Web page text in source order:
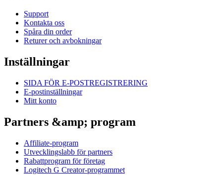
Support
Kontakta oss
Spåra din order
Returer och avbokningar
Inställningar
SIDA FÖR E-POSTREGISTRERING
E-postinställningar
Mitt konto
Partners &amp; program
Affiliate-program
Utvecklingslabb för partners
Rabattprogram för företag
Logitech G Creator-programmet